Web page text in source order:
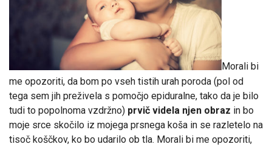
Morali bi
me opozoriti, da bom po vseh tistih urah poroda (pol od
tega sem jih preživela s pomočjo epiduralne, tako da je bilo
tudi to popolnoma vzdržno) prvič videla njen obraz in bo
moje srce skočilo iz mojega prsnega koša in se razletelo na
tisoč koščkov, ko bo udarilo ob tla. Morali bi me opozoriti,